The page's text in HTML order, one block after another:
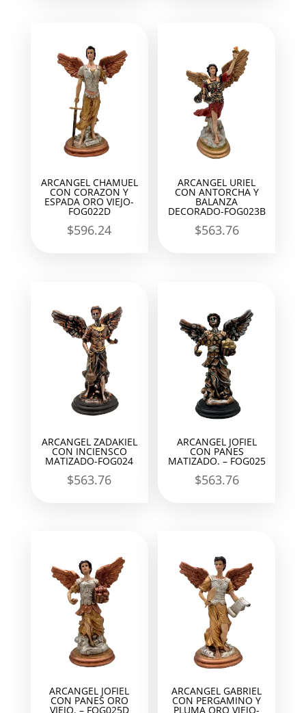
ARCANGEL CHAMUEL
CON CORAZON Y
ESPADA ORO VIEJO-
FOG022D
$596.24
ARCANGEL URIEL
CON ANTORCHA Y
BALANZA
DECORADO-FOG023B
$563.76
ARCANGEL ZADAKIEL
CON INCIENSCO
MATIZADO-FOG024
$563.76
ARCANGEL JOFIEL
CON PANES
MATIZADO. – FOG025
$563.76
ARCANGEL JOFIEL
CON PANES ORO
VIEJO. – FOG025D
ARCANGEL GABRIEL
CON PERGAMINO Y
PLUMA ORO VIEJO-